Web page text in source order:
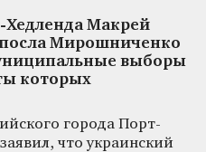
Макрей
Мирошниченко
выборы
которых
города Порт-
что украинский